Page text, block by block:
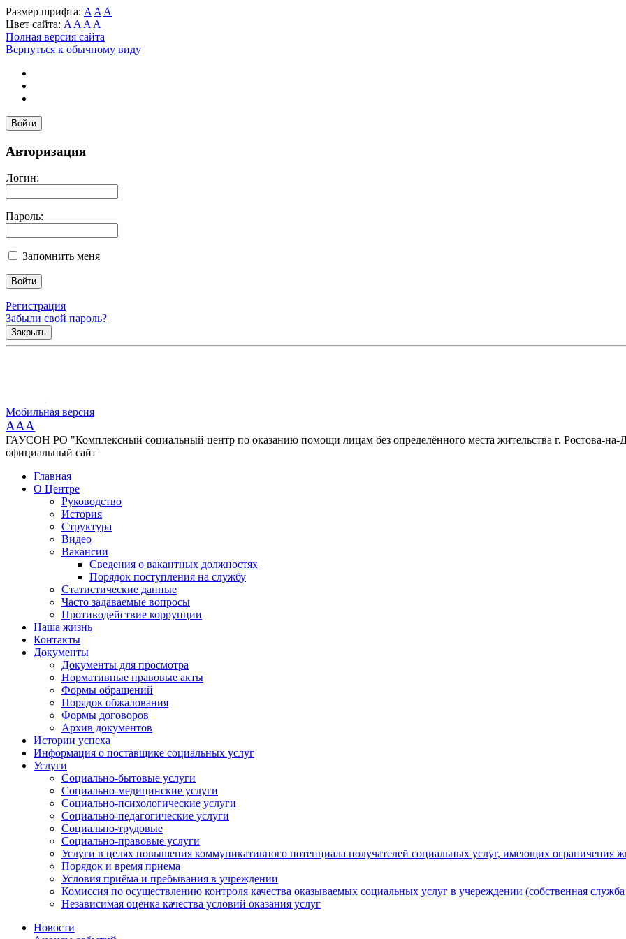
Размер шрифта: A A A
Цвет сайта: A A A A
Полная версия сайта
Вернуться к обычному виду
Войти
Авторизация
Логин:
Пароль:
Запомнить меня
Регистрация
Забыли свой пароль?
Закрыть
Мобильная версия
AAA
ГАУСОН РО "Комплексный социальный центр по оказанию помощи лицам без определённого места жительства г. Ростова-на-
официальный сайт
Главная
О Центре
Руководство
История
Структура
Видео
Вакансии
Сведения о вакантных должностях
Порядок поступления на службу
Статистические данные
Часто задаваемые вопросы
Противодействие коррупции
Наша жизнь
Контакты
Документы
Документы для просмотра
Нормативные правовые акты
Формы обращений
Порядок обжалования
Формы договоров
Архив документов
Истории успеха
Информация о поставщике социальных услуг
Услуги
Социально-бытовые услуги
Социально-медицинские услуги
Социально-психологические услуги
Социально-педагогические услуги
Социально-трудовые
Социально-правовые услуги
Услуги в целях повышения коммуникативного потенциала получателей социальных услуг, имеющих ограничения
Порядок и время приема
Условия приёма и пребывания в учреждении
Комиссия по осуществлению контроля качества оказываемых социальных услуг в учереждении (собственная
Независимая оценка качества условий оказания услуг
Новости